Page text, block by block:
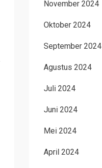
November 2024
Oktober 2024
September 2024
Agustus 2024
Juli 2024
Juni 2024
Mei 2024
April 2024